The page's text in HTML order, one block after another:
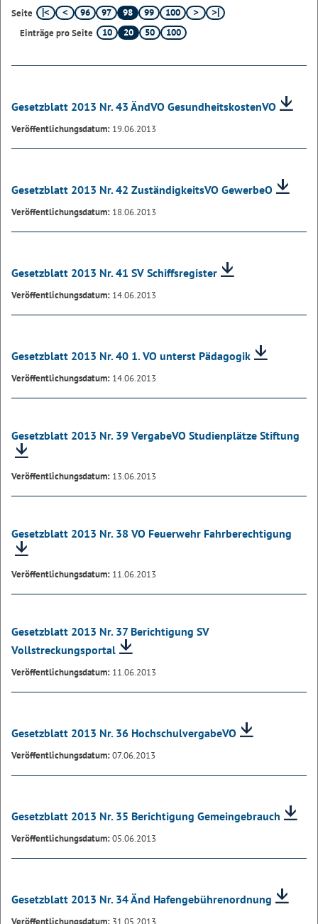
Seite 96 97 98 99
100
Einträge pro Seite
10 20 50 100
Gesetzblatt 2013 Nr. 43 ÄndVO GesundheitskostenVO
Veröffentlichungsdatum: 19.06.2013
Gesetzblatt 2013 Nr. 42 ZuständigkeitsVO GewerbeO
Veröffentlichungsdatum: 18.06.2013
Gesetzblatt 2013 Nr. 41 SV Schiffsregister
Veröffentlichungsdatum: 14.06.2013
Gesetzblatt 2013 Nr. 40 1. VO unterst Pädagogik
Veröffentlichungsdatum: 14.06.2013
Gesetzblatt 2013 Nr. 39 VergabeVO Studienplätze Stiftung
Veröffentlichungsdatum: 13.06.2013
Gesetzblatt 2013 Nr. 38 VO Feuerwehr Fahrberechtigung
Veröffentlichungsdatum: 11.06.2013
Gesetzblatt 2013 Nr. 37 Berichtigung SV
Vollstreckungsportal
Veröffentlichungsdatum: 11.06.2013
Gesetzblatt 2013 Nr. 36 HochschulvergabeVO
Veröffentlichungsdatum:07.06.2013
Gesetzblatt 2013 Nr. 35 Berichtigung Gemeingebrauch
Veröffentlichungsdatum:05.06.2013
Gesetzblatt 2013 Nr. 34 Änd Hafengebührenordnung
Veröffentlichungsdatum: 31.05.2013